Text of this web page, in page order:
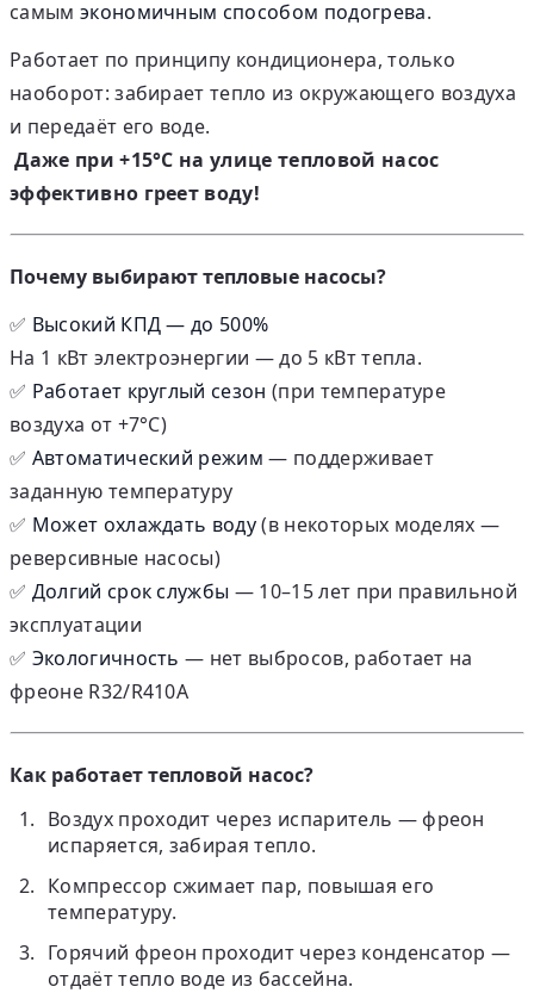
самым экономичным способом подогрева.
Работает по принципу кондиционера, только
наоборот: забирает тепло из окружающего воздуха
и передаёт его воде.
Даже при +15°C на улице тепловой насос
эффективно греет воду!
Почему выбирают тепловые насосы?
✅ Высокий КПД — до 500%
На 1 кВт электроэнергии — до 5 кВт тепла.
✅ Работает круглый сезон (при температуре
воздуха от +7°C)
✅ Автоматический режим — поддерживает
заданную температуру
✅ Может охлаждать воду(в некоторых моделях —
реверсивные насосы)
✅ Долгий срок службы — 10–15 лет при правильной
эксплуатации
✅ Экологичность — нет выбросов, работает на
фреоне R32/R410A
Как работает тепловой насос?
Воздух проходит через испаритель — фреон
испаряется, забирая тепло.
Компрессор сжимает пар, повышая его
температуру.
Горячий фреон проходит через конденсатор —
отдаёт тепло воде из бассейна.